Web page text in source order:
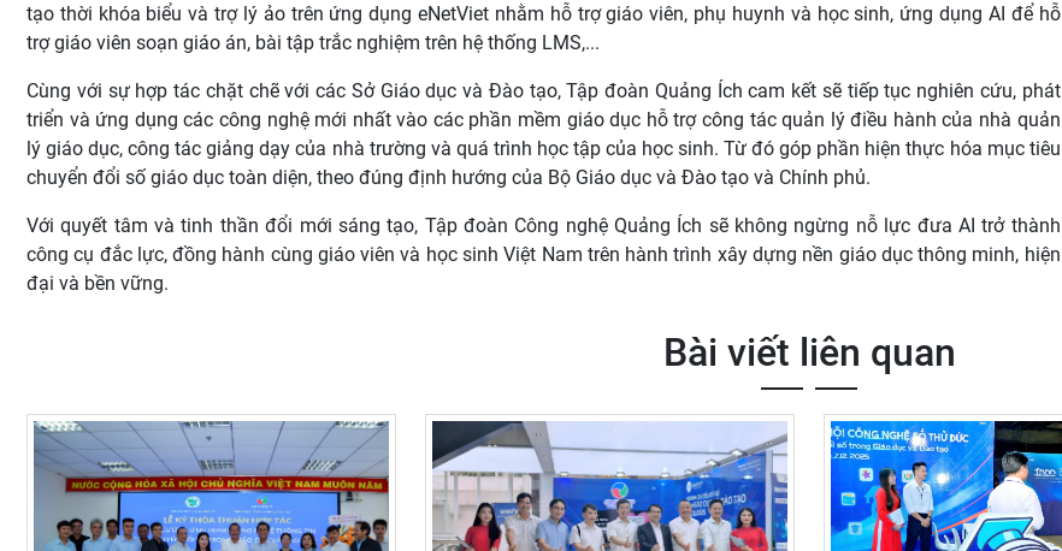
tạo thời khóa biểu và trợ lý ảo trên ứng dụng eNetViet nhằm hỗ trợ giáo viên, phụ huynh và học sinh, ứng dụng AI để hỗ
trợ giáo viên soạn giáo án, bài tập trắc nghiệm trên hệ thống LMS,...
Cùng với sự hợp tác chặt chẽ với các Sở Giáo dục và Đào tạo, Tập đoàn Quảng Ích cam kết sẽ tiếp tục nghiên cứu, phát
triển và ứng dụng các công nghệ mới nhất vào các phần mềm giáo dục hỗ trợ công tác quản lý điều hành của nhà quản
lý giáo dục, công tác giảng dạy của nhà trường và quá trình học tập của học sinh. Từ đó góp phần hiện thực hóa mục tiêu
chuyển đổi số giáo dục toàn diện, theo đúng định hướng của Bộ Giáo dục và Đào tạo và Chính phủ.
Với quyết tâm và tinh thần đổi mới sáng tạo, Tập đoàn Công nghệ Quảng Ích sẽ không ngừng nỗ lực đưa AI trở thành
công cụ đắc lực, đồng hành cùng giáo viên và học sinh Việt Nam trên hành trình xây dựng nền giáo dục thông minh, hiện
đại và bền vững.
Bài viết liên quan